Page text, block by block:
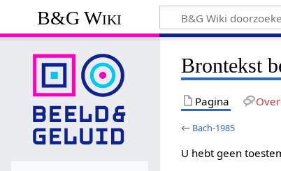
B&G Wiki
Brontekst
Pagina
← Bach-1985
U hebt geen